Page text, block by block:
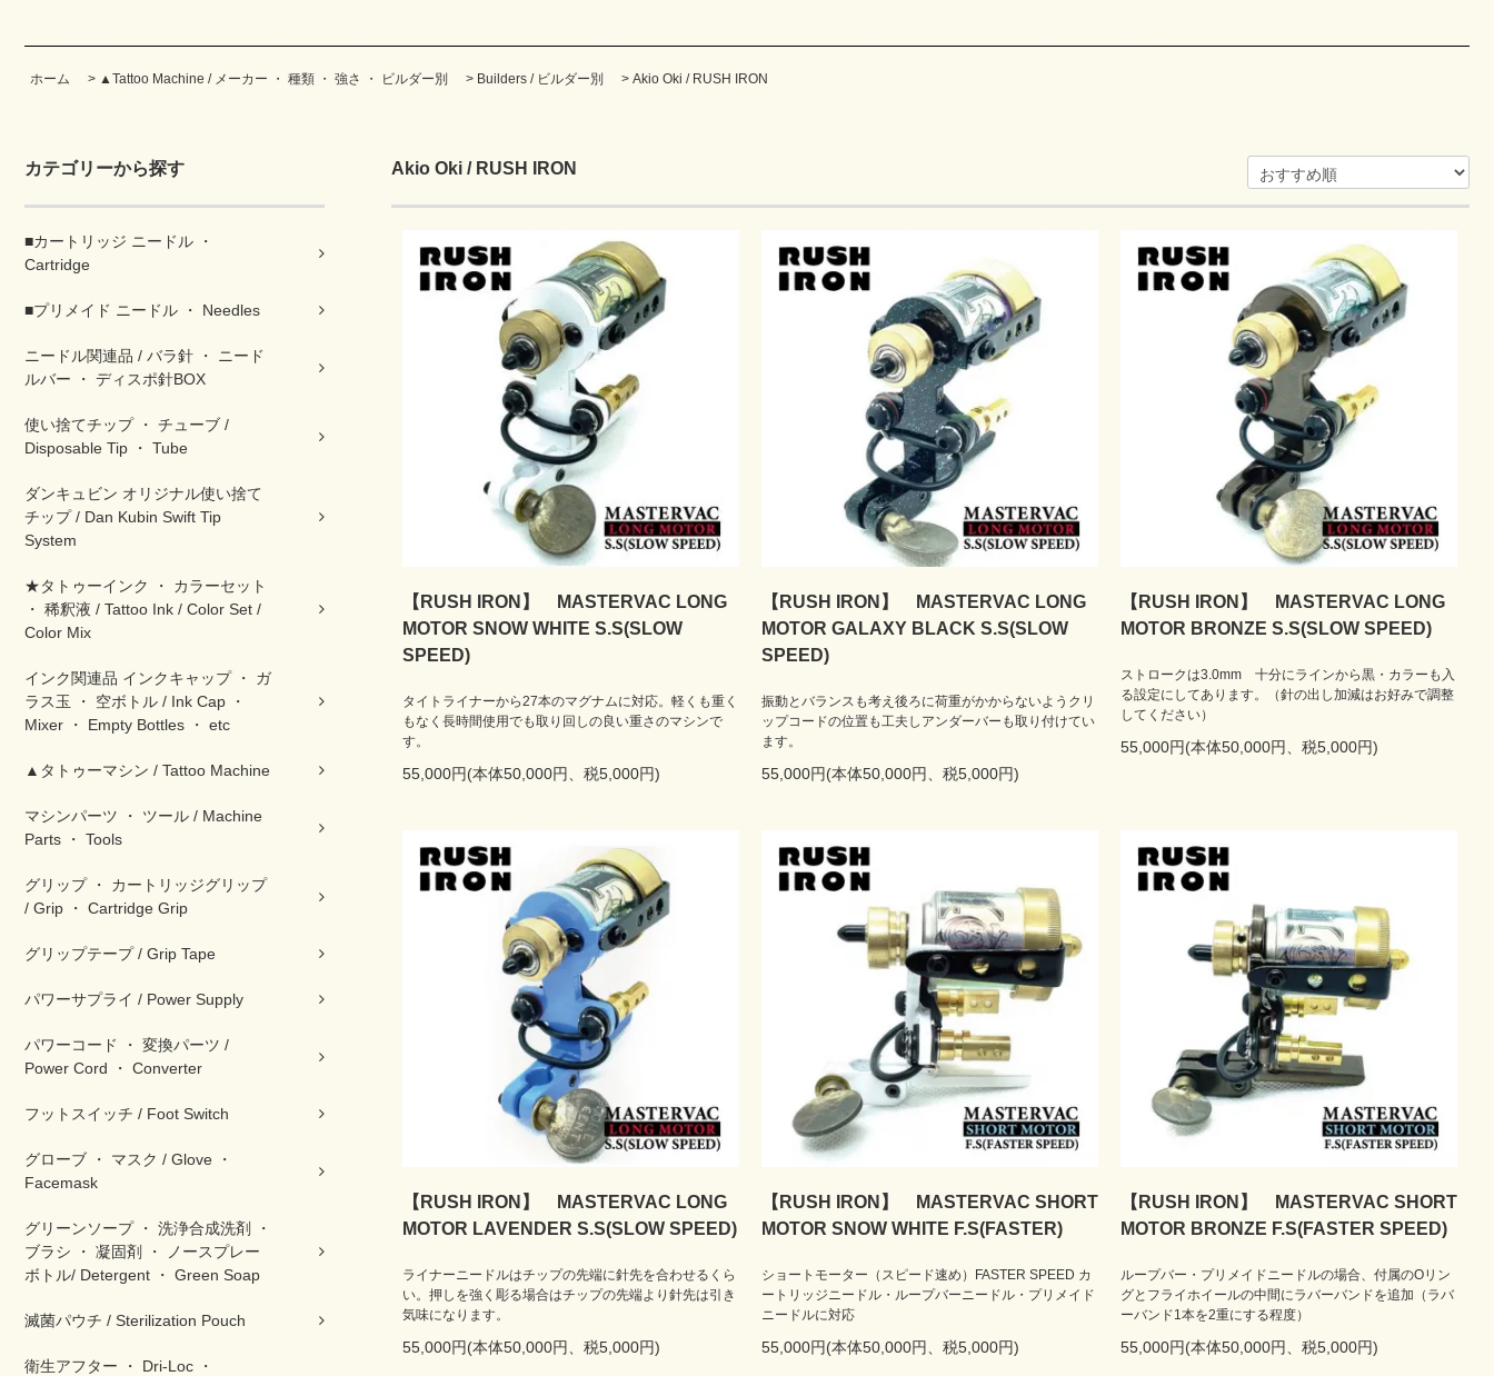
ホーム > ▲Tattoo Machine / メーカー ・ 種類 ・ 強さ ・ ビルダー別 > Builders / ビルダー別 > Akio Oki / RUSH IRON
カテゴリーから探す
■カートリッジ ニードル ・
Cartridge
■プリメイド ニードル ・ Needles
ニードル関連品 / バラ針 ・ ニード
ルバー ・ ディスポ針BOX
使い捨てチップ ・ チューブ /
Disposable Tip ・ Tube
ダンキュビン オリジナル使い捨て
チップ / Dan Kubin Swift Tip
System
★タトゥーインク ・ カラーセット
・ 稀釈液 / Tattoo Ink / Color Set /
Color Mix
インク関連品 インクキャップ ・ ガ
ラス玉 ・ 空ボトル / Ink Cap ・
Mixer ・ Empty Bottles ・ etc
▲タトゥーマシン / Tattoo Machine
マシンパーツ ・ ツール / Machine
Parts ・ Tools
グリップ ・ カートリッジグリップ
/ Grip ・ Cartridge Grip
グリップテープ / Grip Tape
パワーサプライ / Power Supply
パワーコード ・ 変換パーツ /
Power Cord ・ Converter
フットスイッチ / Foot Switch
グローブ ・ マスク / Glove ・
Facemask
グリーンソープ ・ 洗浄合成洗剤 ・
ブラシ ・ 凝固剤 ・ ノースプレー
ボトル/ Detergent ・ Green Soap
滅菌パウチ / Sterilization Pouch
衛生アフター ・ Dri-Loc ・
Akio Oki / RUSH IRON
【RUSH IRON】 MASTERVAC LONG
MOTOR SNOW WHITE S.S(SLOW
SPEED)
タイトライナーから27本のマグナムに対応。軽くも重く
もなく長時間使用でも取り回しの良い重さのマシンで
す。
55,000円(本体50,000円、税5,000円)
【RUSH IRON】 MASTERVAC LONG
MOTOR GALAXY BLACK S.S(SLOW
SPEED)
振動とバランスも考え後ろに荷重がかからないようクリ
ップコードの位置も工夫しアンダーバーも取り付けてい
ます。
55,000円(本体50,000円、税5,000円)
【RUSH IRON】 MASTERVAC LONG
MOTOR BRONZE S.S(SLOW SPEED)
ストロークは3.0mm 十分にラインから黒・カラーも入
る設定にしてあります。（針の出し加減はお好みで調整
してください）
55,000円(本体50,000円、税5,000円)
【RUSH IRON】 MASTERVAC LONG
MOTOR LAVENDER S.S(SLOW SPEED)
ライナーニードルはチップの先端に針先を合わせるくら
い。押しを強く彫る場合はチップの先端より針先は引き
気味になります。
55,000円(本体50,000円、税5,000円)
【RUSH IRON】 MASTERVAC SHORT
MOTOR SNOW WHITE F.S(FASTER)
ショートモーター（スピード速め）FASTER SPEED カ
ートリッジニードル・ループバーニードル・プリメイド
ニードルに対応
55,000円(本体50,000円、税5,000円)
【RUSH IRON】 MASTERVAC SHORT
MOTOR BRONZE F.S(FASTER SPEED)
ループバー・プリメイドニードルの場合、付属のOリン
グとフライホイールの中間にラバーバンドを追加（ラバ
ーバンド1本を2重にする程度）
55,000円(本体50,000円、税5,000円)